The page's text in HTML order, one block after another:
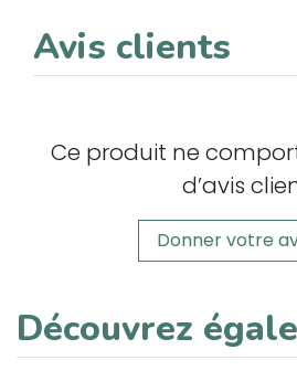
Avis clients
Ce produit ne
d’avis
Donner votre
Découvrez